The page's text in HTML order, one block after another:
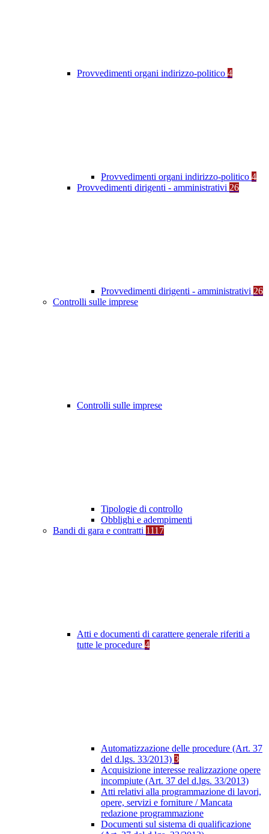
Provvedimenti organi indirizzo-politico 4
Provvedimenti organi indirizzo-politico 4
Provvedimenti dirigenti - amministrativi 26
Provvedimenti dirigenti - amministrativi 26
Controlli sulle imprese
Controlli sulle imprese
Tipologie di controllo
Obblighi e adempimenti
Bandi di gara e contratti 1117
Atti e documenti di carattere generale riferiti a
tutte le procedure 4
Automatizzazione delle procedure (Art. 37
del d.lgs. 33/2013) 3
Acquisizione interesse realizzazione opere
incompiute (Art. 37 del d.lgs. 33/2013)
Atti relativi alla programmazione di lavori,
opere, servizi e forniture / Mancata
redazione programmazione
Documenti sul sistema di qualificazione